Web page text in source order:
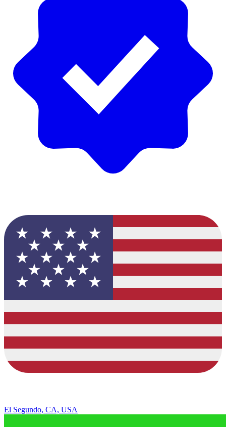
El Segundo, CA, USA